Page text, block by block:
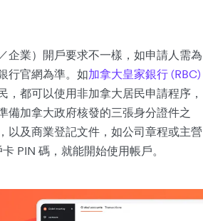
企業）開戶要求不一樣，如申請人需為
行官網為準。如加拿大皇家銀行 (RBC)
都可以使用非加拿大居民申請程序，
備加拿大政府核發的三張身分證件之
以及商業登記文件，如公司章程或主營
PIN 碼，就能開始使用帳戶。